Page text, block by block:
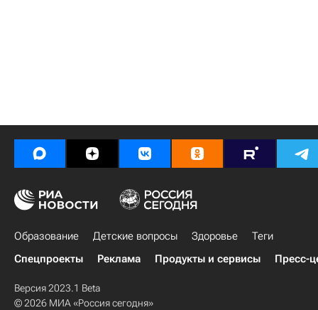
Образование Детские вопросы Здоровье
Теги
Спецпроекты
Реклама Продукты и сервисы Пресс-
Версия 2023.1 Beta
© 2026 МИА «Россия сегодня»